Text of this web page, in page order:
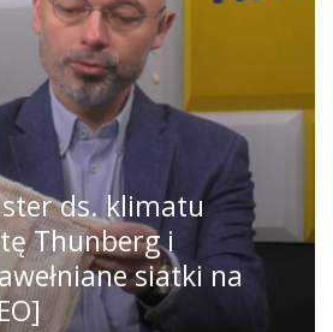
ds. klimatu
Thunberg i
siatki na